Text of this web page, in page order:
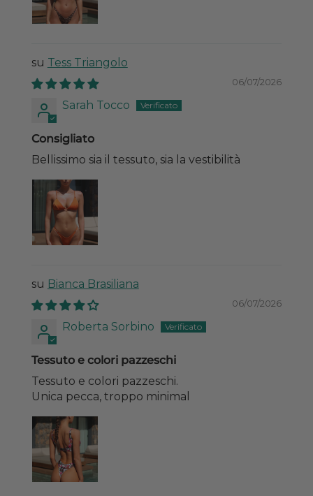
Tess Triangolo
06/07/2026
Sarah Tocco
Consigliato
Bellissimo sia il tessuto, sia la vestibilità
Bianca Brasiliana
06/07/2026
Roberta Sorbino
Tessuto e colori pazzeschi
Tessuto e colori pazzeschi.
Unica pecca, troppo minimal